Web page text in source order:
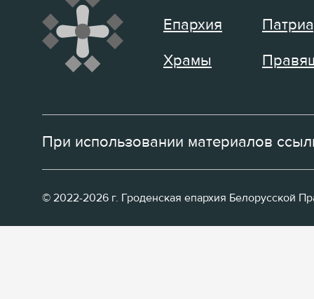
Епархия
Храмы
При использовании материалов
© 2022-2026 г. Гроденская епархия Белорусской